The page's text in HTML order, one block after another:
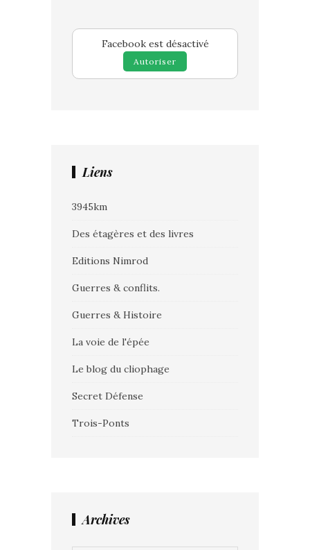
Facebook est désactivé
Autoriser
Liens
3945km
Des étagères et des livres
Editions Nimrod
Guerres & conflits.
Guerres & Histoire
La voie de l'épée
Le blog du cliophage
Secret Défense
Trois-Ponts
Archives